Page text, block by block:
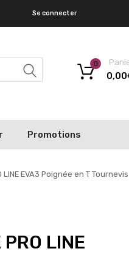
Se connecter
Recherche 0,00
0
Promotions
LINE EVA3 Poignée en T Tournevis
LINE